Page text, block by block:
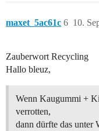
maxet_5ac61c 10.
6
Zauberwort Recycling
Hallo bleuz,
Wenn Kaugummi +
verrotten,
dann dürfte das unter